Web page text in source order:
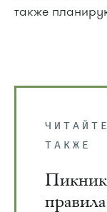
также
ЧИТАЙТЕ
ТАКЖЕ